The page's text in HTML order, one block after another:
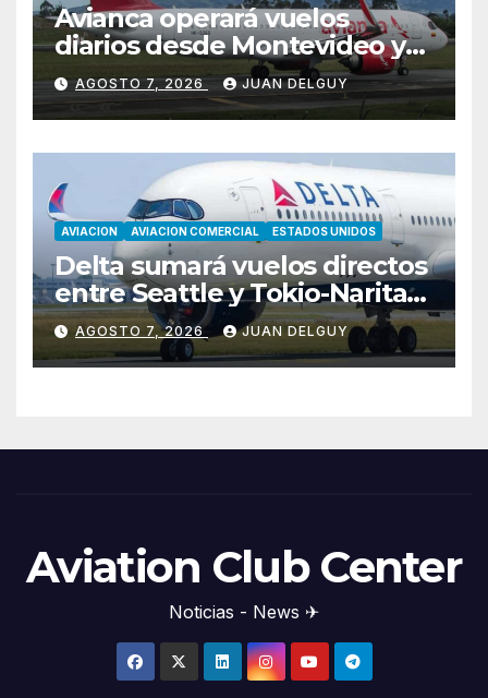
Avianca operará vuelos
diarios desde Montevideo y
Asunción hacia Bogotá
AGOSTO 7, 2026 JUAN DELGUY
AVIACION AVIACION COMERCIAL ESTADOS UNIDOS
Delta sumará vuelos directos
entre Seattle y Tokio-Narita
desde marzo de 2027
AGOSTO 7, 2026 JUAN DELGUY
Aviation Club Center
Noticias - News ✈